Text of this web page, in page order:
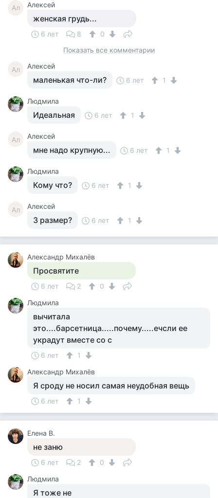
Ал Алексей
женская грудь...
6 лет 8
0
Показать все комментарии
Ал Алексей
маленькая что-ли? 6 лет 1
Людмила
Идеальная 6 лет 1
Ал Алексей
мне надо крупную... 6 лет 1
Людмила
Кому что? 6 лет 1
Ал Алексей
3 размер? 6 лет 1
Александр Михалёв
Просвятите
6 лет 2
0
Людмила
вычитала
это....барсетница.....почему.....ечсли ее
украдут вместе со с
6 лет
1
Александр Михалёв
Я сроду не носил самая неудобная вещь
6 лет 1
Елена В.
не заню
6 лет 2
0
Людмила
Я тоже не